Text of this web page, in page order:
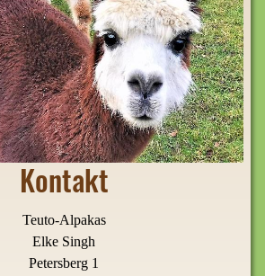
Kontakt
Teuto-Alpakas
Elke Singh
Petersberg 1